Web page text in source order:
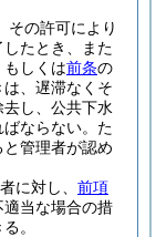
その許可により
たとき、また
しくは前条の
、遅滞なくそ
し、公共下水
ならない。 た
管理者が認め
に対し、 前項
当な場合の措
。